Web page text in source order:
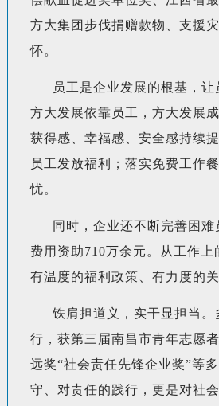
方大集团步伐捐赠款物、支援
怀。
员工是企业发展的根基，
方大发展依靠员工，方大发展
获得感、幸福感、安全感持续
员工发放福利；落实免费工作
忧。
同时，企业还不断完善困
费用资助710万余元。从工作
有温度的福利政策、有力度的
铁肩担道义，实干显担当
行，获第三届南昌市青年志愿
远奖“社会责任先锋企业奖”等
守、对责任的践行，更是对社